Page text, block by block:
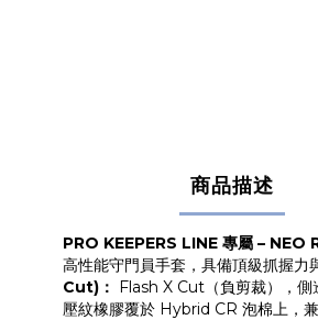
商品描述
PRO KEEPERS LINE 專屬 – NEO
高性能守門員手套，具備頂級抓握力
Cut)： Flash X Cut（負剪裁），側
壓紋橡膠覆於 Hybrid CR 泡棉上，兼